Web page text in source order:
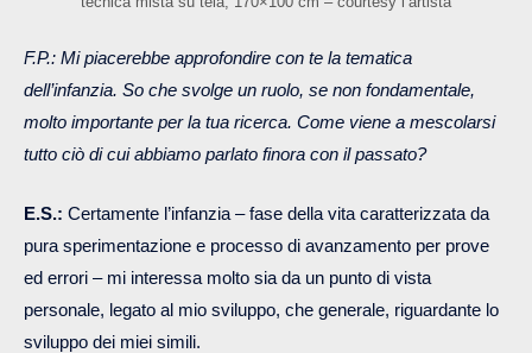
F.P.: Mi piacerebbe approfondire con te la tematica
dell’infanzia. So che svolge un ruolo, se non fondamentale,
molto importante per la tua ricerca. Come viene a mescolarsi
tutto ciò di cui abbiamo parlato finora con il passato?
E.S.: Certamente l’infanzia – fase della vita caratterizzata da
pura sperimentazione e processo di avanzamento per prove
ed errori – mi interessa molto sia da un punto di vista
personale, legato al mio sviluppo, che generale, riguardante lo
sviluppo dei miei simili.